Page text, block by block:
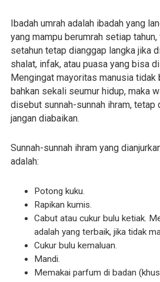
Ibadah umrah adalah ibadah yang
yang mampu berumrah setiap
setahun tetap dianggap langka jika
shalat, infak, atau puasa yang bisa
Mengingat mayoritas manusia tidak
bahkan sekali seumur hidup, maka
disebut sunnah-sunnah ihram, tetap
jangan diabaikan.
Sunnah-sunnah ihram yang
adalah:
Potong kuku.
Rapikan kumis.
Cabut atau cukur bulu ketiak.
adalah yang terbaik, jika tidak
Cukur bulu kemaluan.
Mandi.
Memakai parfum di badan